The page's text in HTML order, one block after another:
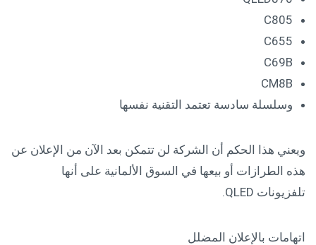
C805
C655
C69B
CM8B
وسلسلة سادسة تعتمد التقنية نفسها
ويعني هذا الحكم أن الشركة لن تتمكن بعد الآن من الإعلان عن
هذه الطرازات أو بيعها في السوق الألمانية على أنها
تلفزيونات QLED.
اتهامات بالإعلان المضلل